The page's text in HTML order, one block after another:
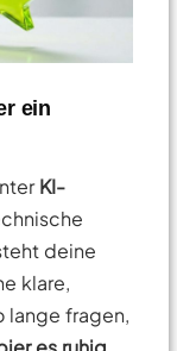
ein
KI-
deine
klare,
lange fragen,